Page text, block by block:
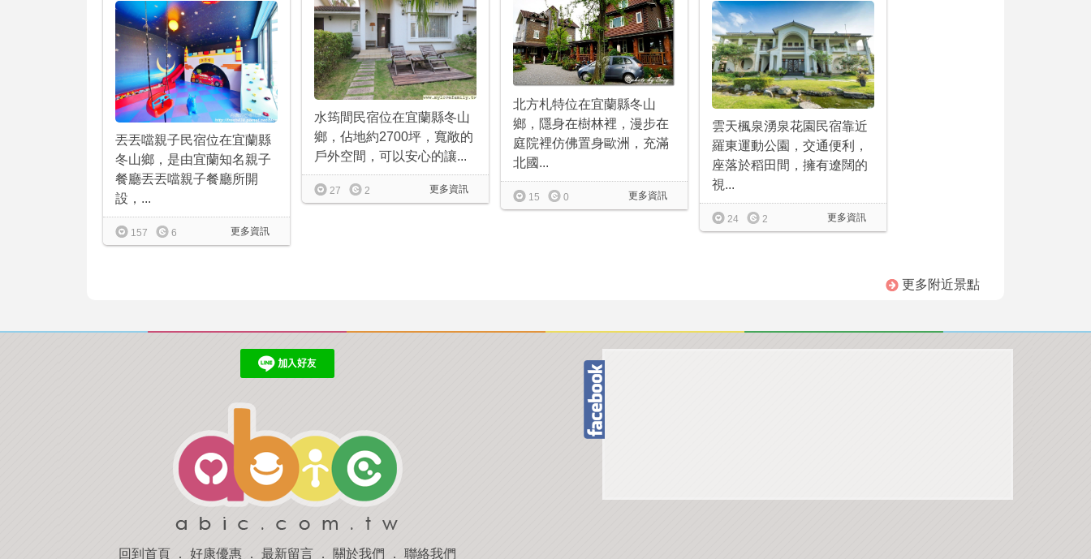
丟丟噹親子民宿位在宜蘭縣
冬山鄉，是由宜蘭知名親子
餐廳丟丟噹親子餐廳所開
設，...
更多資訊
157 6
水筠間民宿位在宜蘭縣冬山
鄉，佔地約2700坪，寬敞的
戶外空間，可以安心的讓...
更多資訊
27 2
北方札特位在宜蘭縣冬山
鄉，隱身在樹林裡，漫步在
庭院裡仿佛置身歐洲，充滿
北國...
更多資訊
15 0
雲天楓泉湧泉花園民宿靠近
羅東運動公園，交通便利，
座落於稻田間，擁有遼闊的
視...
更多資訊
24 2
更多附近景點
回到首頁 ． 好康優惠 ． 最新留言 ． 關於我們 ． 聯絡我們